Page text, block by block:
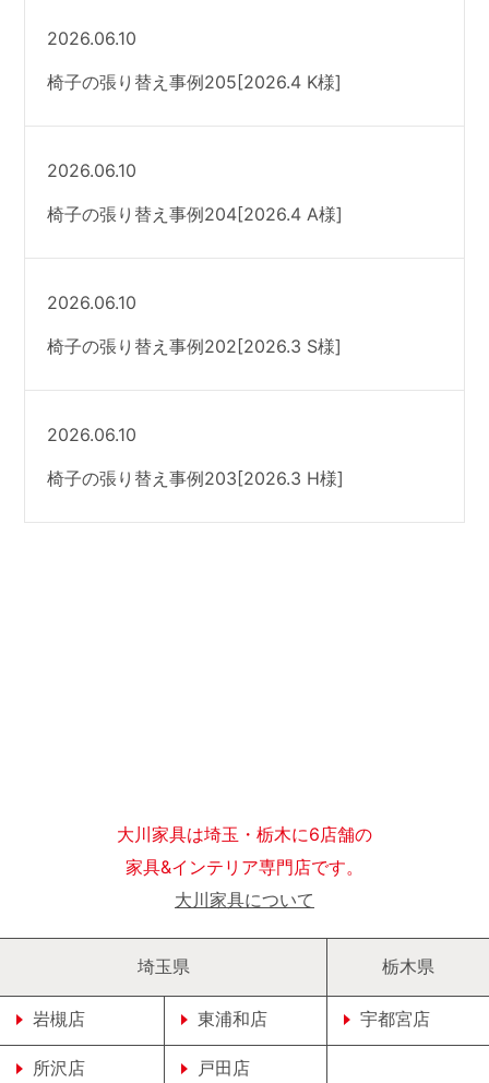
2026.06.10
椅子の張り替え事例205[2026.4 K様]
2026.06.10
椅子の張り替え事例204[2026.4 A様]
2026.06.10
椅子の張り替え事例202[2026.3 S様]
2026.06.10
椅子の張り替え事例203[2026.3 H様]
大川家具は埼玉・栃木に6店舗の
家具&インテリア専門店です。
大川家具について
埼玉県
岩槻店 東浦和店
所沢店 戸田店
栃木県
宇都宮店